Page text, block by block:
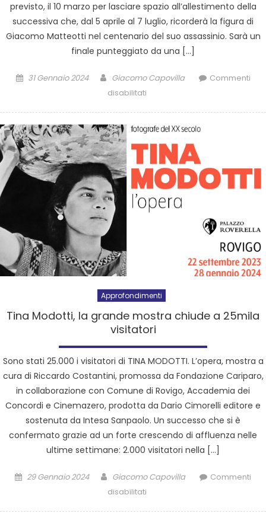
previsto, il 10 marzo per lasciare spazio all’allestimento della
successiva che, dal 5 aprile al 7 luglio, ricorderà la figura di
Giacomo Matteotti nel centenario del suo assassinio. Sarà un
finale punteggiato da una […]
31 Gennaio 2024 Giacomo Capovilla
Commenti
disabilitati
Approfondimenti
Tina Modotti, la grande mostra chiude a 25mila
visitatori
Sono stati 25.000 i visitatori di TINA MODOTTI. L’opera, mostra a
cura di Riccardo Costantini, promossa da Fondazione Cariparo,
in collaborazione con Comune di Rovigo, Accademia dei
Concordi e Cinemazero, prodotta da Dario Cimorelli editore e
sostenuta da Intesa Sanpaolo. Un successo che si è
confermato grazie ad un forte crescendo di affluenza nelle
ultime settimane: 2.000 visitatori nella […]
29 Gennaio 2024 Giacomo Capovilla
Commenti
disabilitati